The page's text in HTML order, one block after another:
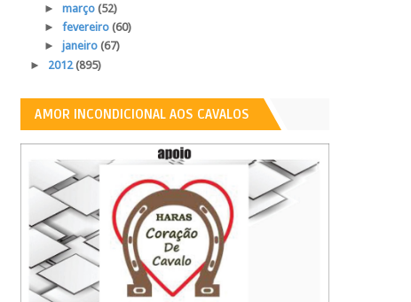
► março (52)
► fevereiro (60)
► janeiro (67)
► 2012(895)
AMOR INCONDICIONAL AOS CAVALOS